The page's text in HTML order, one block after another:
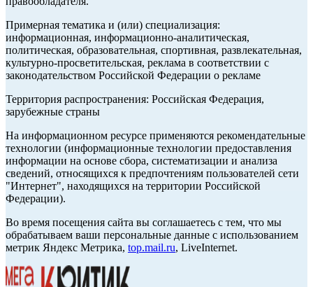
Примерная тематика и (или) специализация:
информационная, информационно-аналитическая,
политическая, образовательная, спортивная, развлекательная,
культурно-просветительская, реклама в соответствии с
законодательством Российской Федерации о рекламе
Территория распространения: Российская Федерация,
зарубежные страны
На информационном ресурсе применяются рекомендательные
технологии (информационные технологии предоставления
информации на основе сбора, систематизации и анализа
сведений, относящихся к предпочтениям пользователей сети
"Интернет", находящихся на территории Российской
Федерации).
Во время посещения сайта вы соглашаетесь с тем, что мы
обрабатываем ваши персональные данные с использованием
метрик Яндекс Метрика, top.mail.ru, LiveInternet.